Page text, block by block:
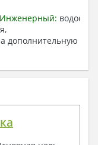
Инженерный:
дополнительную
с